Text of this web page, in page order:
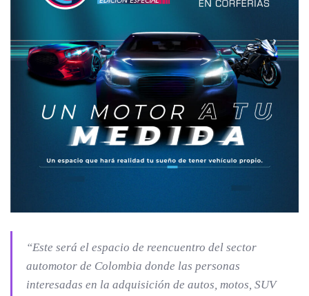
“Este será el espacio de reencuentro del sector
automotor de Colombia donde las personas
interesadas en la adquisición de autos, motos, SUV